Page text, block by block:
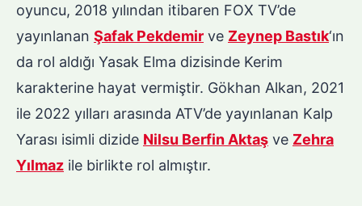
oyuncu, 2018 yılından itibaren FOX TV’de
yayınlanan Şafak Pekdemir ve Zeynep Bastık‘ın
da rol aldığı Yasak Elma dizisinde Kerim
karakterine hayat vermiştir. Gökhan Alkan, 2021
ile 2022 yılları arasında ATV’de yayınlanan Kalp
Yarası isimli dizide Nilsu Berfin Aktaş ve Zehra
Yılmaz ile birlikte rol almıştır.